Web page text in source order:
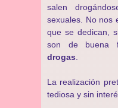
salen
sexuales. No nos
que se dedican,
son de buena
drogas
La realización
tediosa y sin